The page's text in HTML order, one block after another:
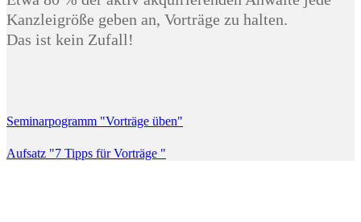
Kanzleigröße geben an, Vorträge zu halten.
Das ist kein Zufall!
Seminarpogramm "Vorträge üben"
Aufsatz "7 Tipps für Vorträge "